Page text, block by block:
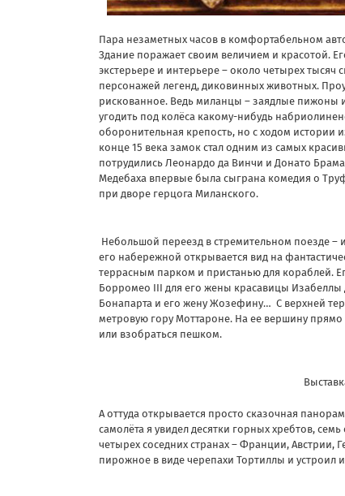
Пара незаметных часов в комфортабельном
Здание поражает своим величием и красотой.
экстерьере и интерьере – около четырех
персонажей легенд, диковинных животных.
рискованное. Ведь миланцы – заядлые
угодить под колёса какому-нибудь
оборонительная крепость, но с ходом истории
конце 15 века замок стал одним из самых
потрудились Леонардо да Винчи и Донато
Медебаха впервые была сыграна комедия о
при дворе герцога Миланского.
Небольшой переезд в стремительном поезде –
его набережной открывается вид на
террасным парком и пристанью для кораблей.
Борромео III для его жены красавицы Изабеллы
Бонапарта и его жену Жозефину… С верхней
метровую гору Моттароне. На ее вершину
или взобраться пешком.
А оттуда открывается просто сказочная
самолёта я увидел десятки горных хребтов,
четырех соседних странах – Франции,
пирожное в виде черепахи Тортиллы и устроил